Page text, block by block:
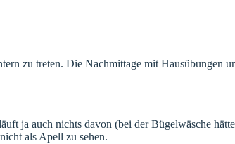
zu treten. Die Nachmittage mit Hausübungen
ja auch nichts davon (bei der Bügelwäsche
als Apell zu sehen.